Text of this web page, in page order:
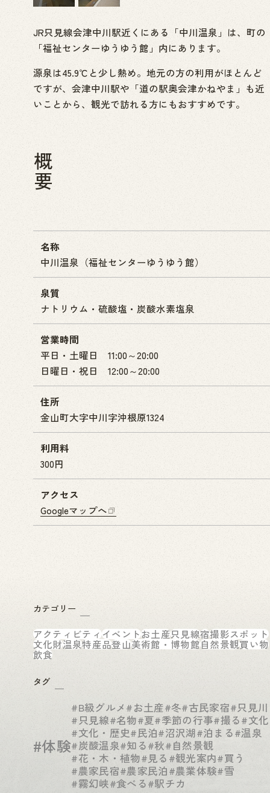
JR只見線会津中川駅近くにある「中川温泉」は、町の
「福祉センターゆうゆう館」内にあります。
源泉は45.9℃と少し熱め。地元の方の利用がほとんど
ですが、会津中川駅や「道の駅奥会津かねやま」も近
いことから、観光で訪れる方にもおすすめです。
概要
名称
中川温泉（福祉センターゆうゆう館）
泉質
ナトリウム・硫酸塩・炭酸水素塩泉
営業時間
平日・土曜日 11:00～20:00
日曜日・祝日 12:00～20:00
住所
金山町大字中川字沖根原1324
利用料
300円
アクセス
Googleマップへ
カテゴリー
アクティビティイベントお土産只見線宿撮影スポット
文化財温泉特産品登山美術館・博物館自然景観買い物
飲食
タグ
#体験
#B級グルメ #お土産#冬#古民家宿#只見川
#只見線#名物#夏#季節の行事#撮る#文化
#文化・歴史#民泊#沼沢湖#泊まる#温泉
#炭酸温泉#知る#秋#自然景観
#花・木・植物#見る #観光案内#買う
#農家民宿#農家民泊#農業体験#雪
#霧幻峡#食べる#駅チカ